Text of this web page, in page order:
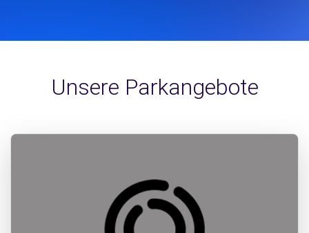
Unsere Parkangebote